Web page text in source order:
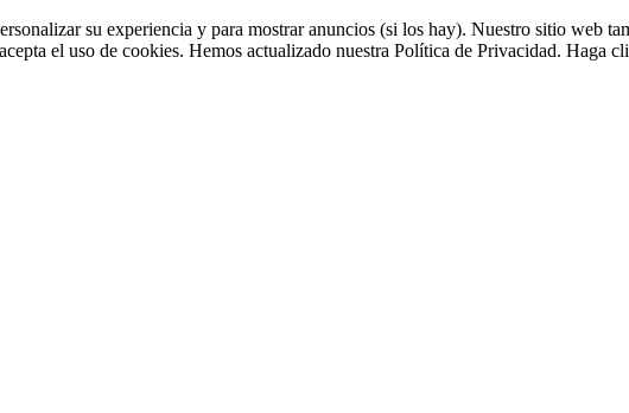
su experiencia y para mostrar anuncios (si los hay). Nuestro sitio web
el uso de cookies. Hemos actualizado nuestra Política de Privacidad. Haga